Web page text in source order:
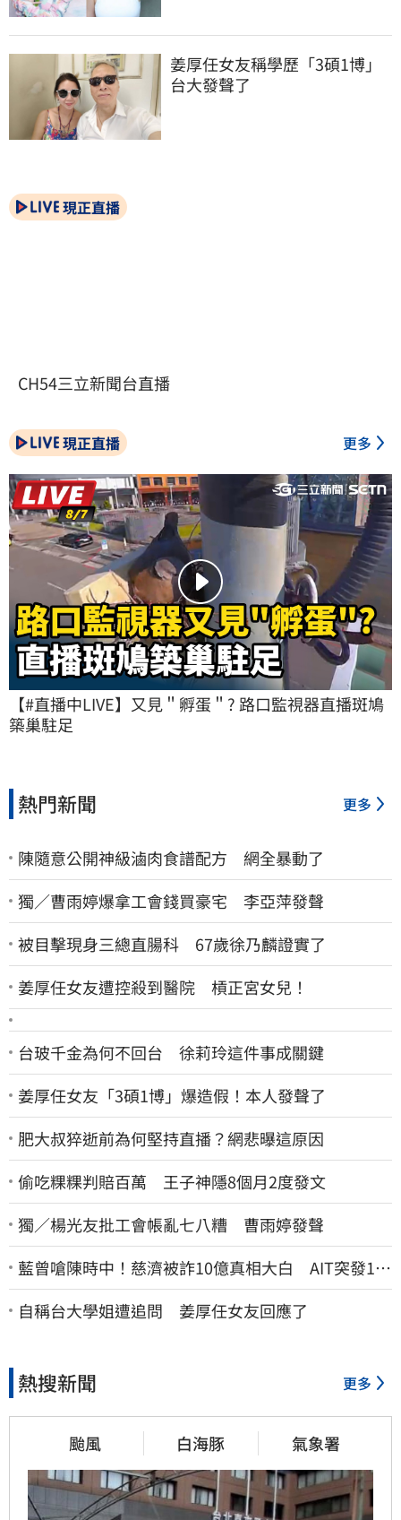
姜厚任女友稱學歷「3碩1博」
台大發聲了
現正直播
CH54三立新聞台直播
現正直播 更多
【#直播中LIVE】又見＂孵蛋＂? 路口監視器直播斑鳩
築巢駐足
熱門新聞 更多
陳隨意公開神級滷肉食譜配方 網全暴動了
獨／曹雨婷爆拿工會錢買豪宅 李亞萍發聲
被目擊現身三總直腸科 67歲徐乃麟證實了
姜厚任女友遭控殺到醫院 槓正宮女兒！
台玻千金為何不回台 徐莉玲這件事成關鍵
姜厚任女友「3碩1博」爆造假！本人發聲了
肥大叔猝逝前為何堅持直播？網悲曝這原因
偷吃粿粿判賠百萬 王子神隱8個月2度發文
獨／楊光友批工會帳亂七八糟 曹雨婷發聲
藍曾嗆陳時中！慈濟被詐10億真相大白 AIT突發1文
酸爆…他笑：真的很會
自稱台大學姐遭追問 姜厚任女友回應了
熱搜新聞 更多
颱風 白海豚 氣象署